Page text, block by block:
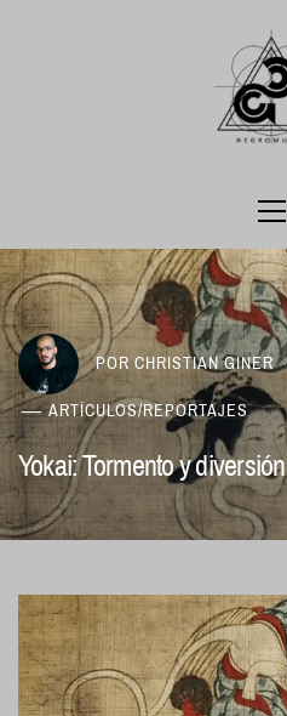
POR CHRISTIAN GINER
ARTÍCULOS/REPORTAJES
Yokai: Tormento y